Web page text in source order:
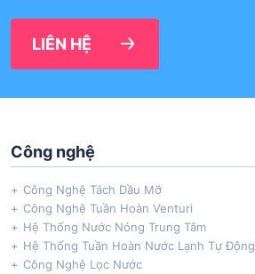
LIÊN HỆ
Công nghệ
Công Nghệ Tách Dầu Mỡ
Công Nghệ Tuần Hoàn Venturi
Hệ Thống Nước Nóng Trung Tâm
Hệ Thống Tuần Hoàn Nước Lạnh Tự Động
Công Nghệ Lọc Nước